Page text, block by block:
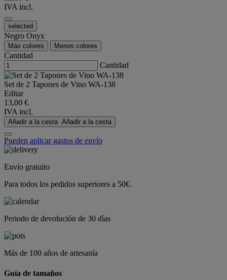
IVA incl.
selected
Negro Onyx
Más colores Menos colores
Cantidad
Cantidad
Set de 2 Tapones de Vino WA-138
Editar
13,00 €
IVA incl.
Añadir a la cesta Añadir a la cesta
Pueden aplicar gastos de envío
Envío gratuito
Para todos los pedidos superiores a 50€.
Periodo de devolución de 30 días
Más de 100 años de artesanía
Guía de tamaños